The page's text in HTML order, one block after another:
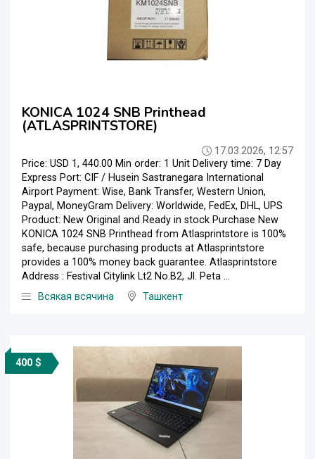
KONICA 1024 SNB Printhead
(ATLASPRINTSTORE)
17.03.2026, 12:57
Price: USD 1, 440.00 Min order: 1 Unit Delivery time: 7 Day
Express Port: CIF / Husein Sastranegara International
Airport Payment: Wise, Bank Transfer, Western Union,
Paypal, MoneyGram Delivery: Worldwide, FedEx, DHL, UPS
Product: New Original and Ready in stock Purchase New
KONICA 1024 SNB Printhead from Atlasprintstore is 100%
safe, because purchasing products at Atlasprintstore
provides a 100% money back guarantee. Atlasprintstore
Address : Festival Citylink Lt2 No.B2, Jl. Peta ...
Всякая всячина
Ташкент
400 $